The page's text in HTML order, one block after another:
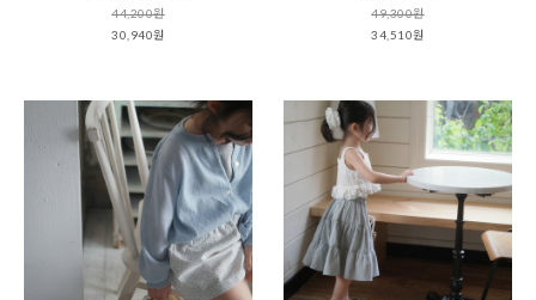
44,200원
30,940원
49,300원
34,510원